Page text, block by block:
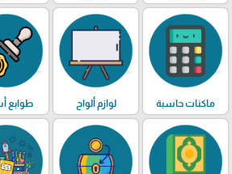
ماكنات حاسبة لوازم ألواح طوابع